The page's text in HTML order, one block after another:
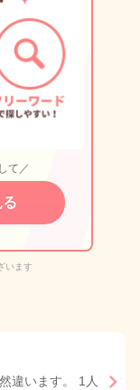
て／
います
違います。 1人